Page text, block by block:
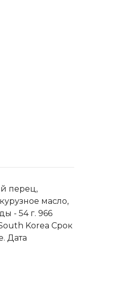
перец,
масло,
- 54 г. 966
Korea Срок
Дата